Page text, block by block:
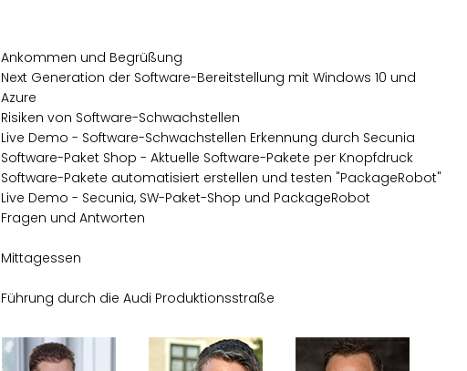
An­kom­men und Be­grü­ßung
Next Ge­ne­ra­ti­on der Soft­ware-Be­reit­stel­lung mit Win­dows 10 und
Azure
Ri­si­ken von Soft­ware-Schwach­stel­len
Live Demo - Soft­ware-Schwach­stel­len Er­ken­nung durch Se­cu­nia
Soft­ware-Paket Shop - Ak­tu­el­le Soft­ware-Pa­ke­te per Knopf­druck
Soft­ware-Pa­ke­te au­to­ma­ti­siert er­stel­len und tes­ten "Pa­cka­ge­Ro­bot"
Live Demo - Se­cu­nia, SW-Paket-Shop und Pa­cka­ge­Ro­bot
Fra­gen und Ant­wor­ten
Mit­tag­essen
Füh­rung durch die Audi Pro­duk­ti­ons­stra­ße